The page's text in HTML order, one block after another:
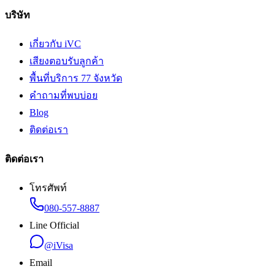
บริษัท
เกี่ยวกับ iVC
เสียงตอบรับลูกค้า
พื้นที่บริการ 77 จังหวัด
คำถามที่พบบ่อย
Blog
ติดต่อเรา
ติดต่อเรา
โทรศัพท์
080-557-8887
Line Official
@iVisa
Email